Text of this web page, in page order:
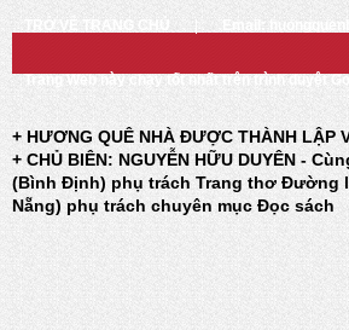
TRỞ VỀ TRANG CHỦ Email:
Trang Web này chạy tốt nhất trên trình duyệt
+ HƯƠNG QUÊ NHÀ ĐƯỢC THÀNH LẬP
+ CHỦ BIÊN: NGUYỄN HỮU DUYÊN -
(Bình Định) phụ trách Trang thơ Đường
Nẵng) phụ trách chuyên mục Đọc sách